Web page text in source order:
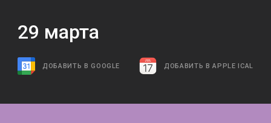
29 марта
ДОБАВИТЬ В GOOGLE ДОБАВИТЬ В APPLE ICAL